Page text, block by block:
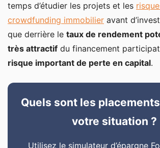
temps d’étudier les projets et les
crowdfunding immobilier avant
que derrière le taux de rendement
très attractif du financement
risque important de perte en capital.
Quels sont les
votre situation ?
Utilisez le simulateur d’épargne